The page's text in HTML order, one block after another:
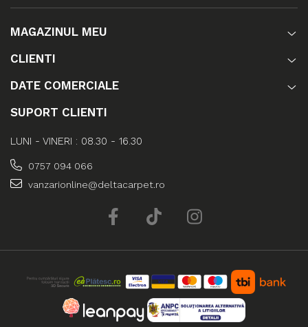
MAGAZINUL MEU
CLIENTI
DATE COMERCIALE
SUPORT CLIENTI
LUNI - VINERI : 08.30 - 16.30
0757 094 066
vanzarionline@deltacarpet.ro